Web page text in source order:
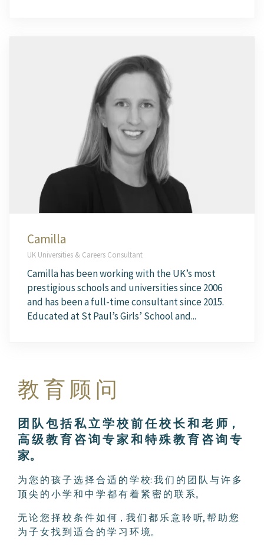
Camilla
UK Universities & Careers Consultant
Camilla has been working with the UK’s most
prestigious schools and universities since 2006
and has been a full-time consultant since 2015.
Educated at St Paul’s Girls’ School and...
教 育 顾 问
团 队 包 括 私 立 学 校 前 任 校 长 和 老 师，
高 级 教 育 咨 询 专 家 和 特 殊 教 育 咨 询 专
家。
为 您 的 孩 子 选 择 合 适 的 学 校: 我 们 的 团 队 与 许 多
顶 尖 的 小 学 和 中 学 都 有 着 紧 密 的 联 系。
无 论 您 择 校 条 件 如 何，我 们 都 乐 意 聆 听, 帮 助 您
为 子 女 找 到 适 合 的 学 习 环 境。